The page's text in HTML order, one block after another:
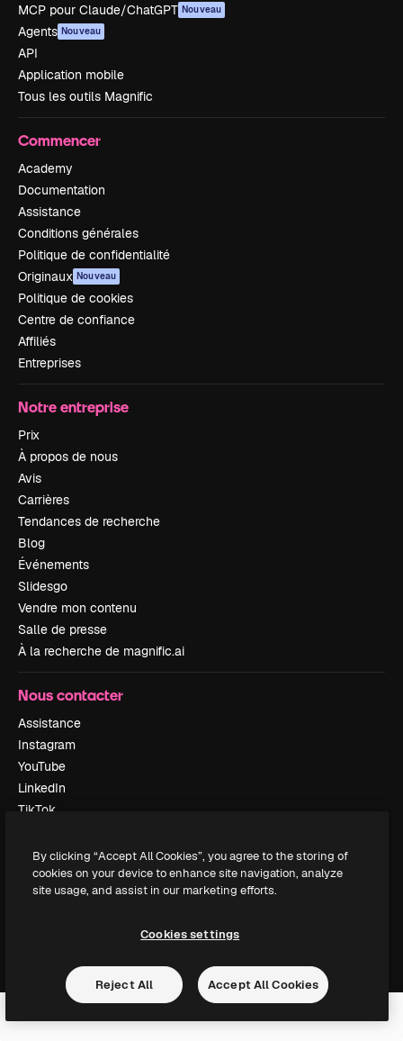
MCP pour Claude/ChatGPT Nouveau
Agents Nouveau
API
Application mobile
Tous les outils Magnific
Commencer
Academy
Documentation
Assistance
Conditions générales
Politique de confidentialité
Originaux Nouveau
Politique de cookies
Centre de confiance
Affiliés
Entreprises
Notre entreprise
Prix
À propos de nous
Avis
Carrières
Tendances de recherche
Blog
Événements
Slidesgo
Vendre mon contenu
Salle de presse
À la recherche de magnific.ai
Nous contacter
Assistance
Instagram
YouTube
LinkedIn
TikTok
Reddit
2026Freepik Company S.L.U.
By clicking “Accept All Cookies”, you agree to the storing of
cookies on your device to enhance site navigation, analyze
site usage, and assist in our marketing efforts.
Cookies settings
Reject All Accept All Cookies